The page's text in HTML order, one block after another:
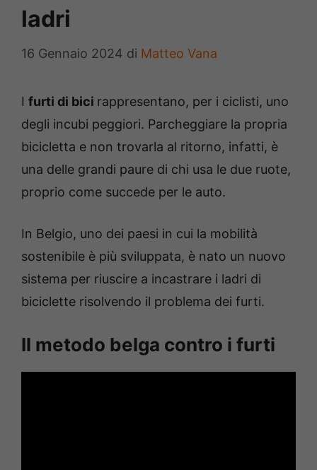
ladri
16 Gennaio 2024 di Matteo Vana
I furti di bici rappresentano, per i ciclisti, uno
degli incubi peggiori. Parcheggiare la propria
bicicletta e non trovarla al ritorno, infatti, è
una delle grandi paure di chi usa le due ruote,
proprio come succede per le auto.
In Belgio, uno dei paesi in cui la mobilità
sostenibile è più sviluppata, è nato un nuovo
sistema per riuscire a incastrare i ladri di
biciclette risolvendo il problema dei furti.
Il metodo belga contro i furti